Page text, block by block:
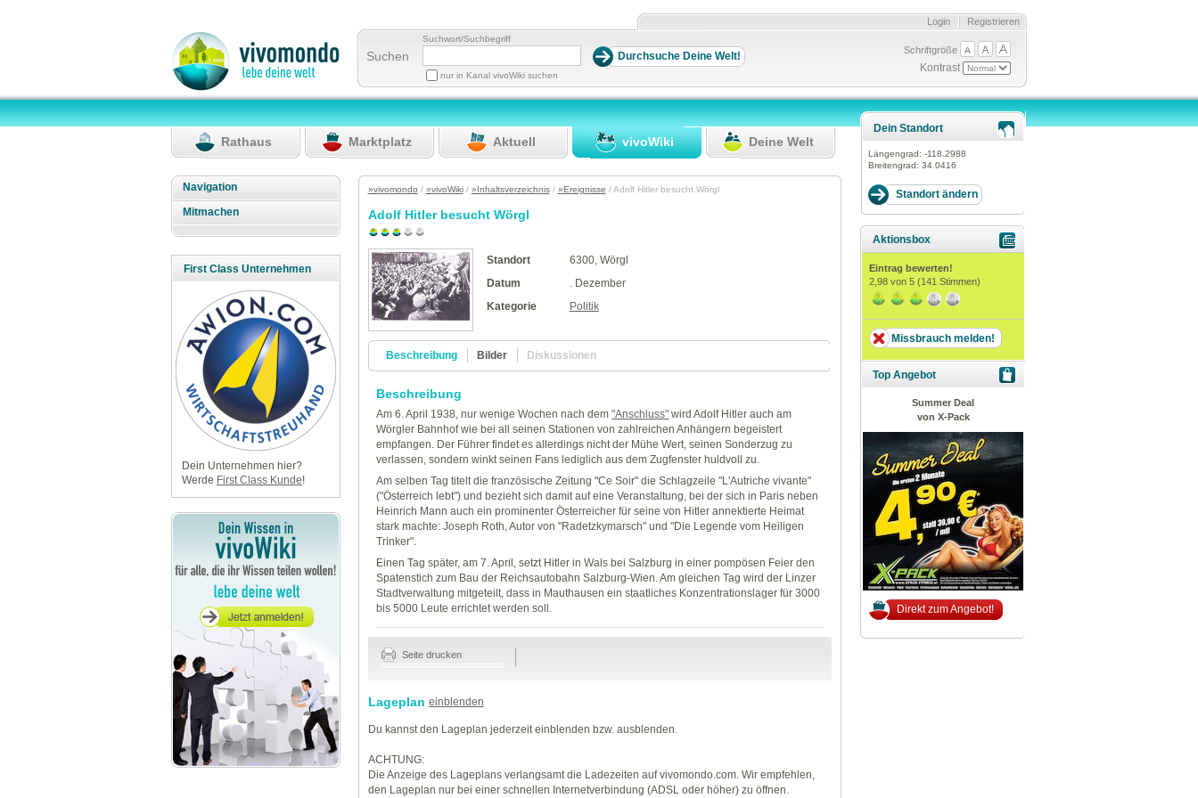
Registrieren
Login
Suchen
Suchwort/Suchbegriff
nur in Kanal vivoWiki suchen
Schriftgröße
Kontrast
Rathaus Marktplatz Aktuell vivoWiki Deine Welt
Navigation
Mitmachen
First Class Unternehmen
Dein Unternehmen hier?
Werde First Class Kunde!
»vivomondo / »vivoWiki/ »Inhaltsverzeichnis/ »Ereignisse / Adolf Hitler besucht Wörgl
Adolf Hitler besucht Wörgl
Standort
6300, Wörgl
Datum
. Dezember
Kategorie
Politik
Beschreibung Bilder Diskussionen
Beschreibung
Am 6. April 1938, nur wenige Wochen nach dem"Anschluss" wird Adolf Hitler auch am
Wörgler Bahnhof wie bei all seinen Stationen von zahlreichen Anhängern begeistert
empfangen. Der Führer findet es allerdings nicht der Mühe Wert, seinen Sonderzug zu
verlassen, sondern winkt seinen Fans lediglich aus dem Zugfenster huldvoll zu.
Am selben Tag titelt die französische Zeitung "Ce Soir" die Schlagzeile "L'Autriche vivante"
("Österreich lebt") und bezieht sich damit auf eine Veranstaltung, bei der sich in Paris neben
Heinrich Mann auch ein prominenter Österreicher für seine von Hitler annektierte Heimat
stark machte: Joseph Roth, Autor von "Radetzkymarsch" und "Die Legende vom Heiligen
Trinker".
Einen Tag später, am 7. April, setzt Hitler in Wals bei Salzburg in einer pompösen Feier den
Spatenstich zum Bau der Reichsautobahn Salzburg-Wien. Am gleichen Tag wird der Linzer
Stadtverwaltung mitgeteilt, dass in Mauthausen ein staatliches Konzentrationslager für 3000
bis 5000 Leute errichtet werden soll.
Seite drucken
Lageplan einblenden
Du kannst den Lageplan jederzeit einblenden bzw. ausblenden.
ACHTUNG:
Die Anzeige des Lageplans verlangsamt die Ladezeiten auf vivomondo.com. Wir empfehlen,
den Lageplan nur bei einer schnellen Internetverbindung (ADSL oder höher) zu öffnen.
Dein Standort
Längengrad: -118.2988
Breitengrad: 34.0416
Aktionsbox
Eintrag bewerten!
2,98 von 5 (141 Stimmen)
Missbrauch melden!
Top Angebot
Summer Deal
von X-Pack
Direkt zum Angebot!